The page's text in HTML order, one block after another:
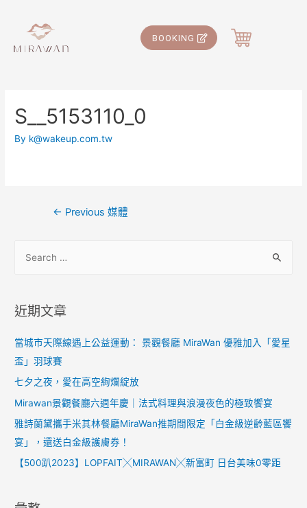
BOOKING
S__5153110_0
By k@wakeup.com.tw
← Previous 媒體
近期文章
當城市天際線遇上公益運動： 景觀餐廳 MiraWan 優雅加入「愛星
盃」羽球賽
七夕之夜，愛在高空絢爛綻放
Mirawan景觀餐廳六週年慶｜法式料理與浪漫夜色的極致饗宴
雅詩蘭黛攜手米其林餐廳MiraWan推期間限定「白金級逆齡藍區饗
宴」，還送白金級護膚券！
【500趴2023】LOPFAIT╳MIRAWAN╳新富町 日台美味0零距